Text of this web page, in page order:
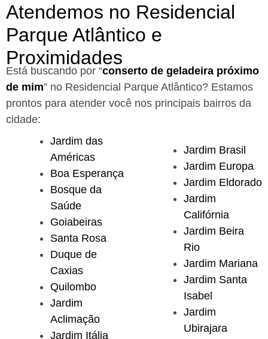
Atendemos no Residencial
Parque Atlântico e
Proximidades
Está buscando por “conserto de geladeira próximo
de mim” no Residencial Parque Atlântico? Estamos
prontos para atender você nos principais bairros da
cidade:
Jardim das
Américas
Boa Esperança
Bosque da
Saúde
Goiabeiras
Santa Rosa
Duque de
Caxias
Quilombo
Jardim
Aclimação
Jardim Itália
Jardim Brasil
Jardim Europa
Jardim Eldorado
Jardim
Califórnia
Jardim Beira
Rio
Jardim Mariana
Jardim Santa
Isabel
Jardim
Ubirajara